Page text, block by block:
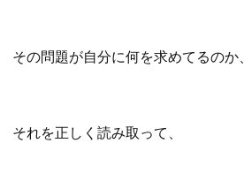
その問題が自分に何を求めてるのか、
それを正しく読み取って、